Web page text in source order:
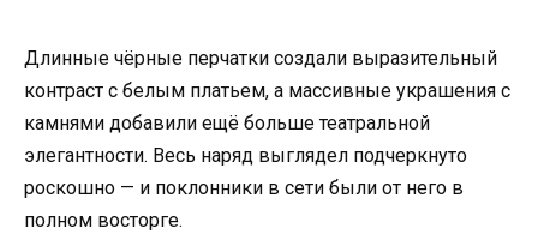
Длинные чёрные перчатки создали выразительный
контраст с белым платьем, а массивные украшения с
камнями добавили ещё больше театральной
элегантности. Весь наряд выглядел подчеркнуто
роскошно — и поклонники в сети были от него в
полном восторге.